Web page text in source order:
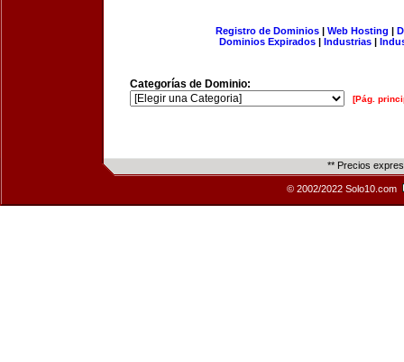
Registro de Dominios| Web Hosting |
Dominios Expirados | Industrias |
Categorías de Dominio:
[Pág.
** Precios
© 2002/2022 Solo10.com